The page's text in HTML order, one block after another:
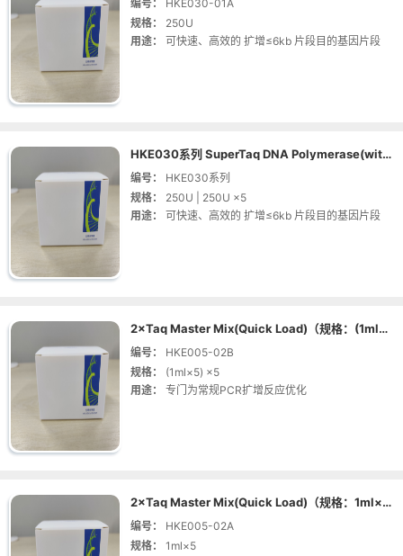
编号：
HKE030-01A
规格：
250U
用途：
可快速、高效的 扩增≤6kb 片段目的基因片段
HKE030系列 SuperTaq DNA Polymerase(with dNTP)
编号：
HKE030系列
规格：
250U | 250U ×5
用途：
可快速、高效的 扩增≤6kb 片段目的基因片段
2×Taq Master Mix(Quick Load)（规格：(1ml×5) ×5 | 货号：HKE005-02B）
编号：
HKE005-02B
规格：
(1ml×5) ×5
用途：
专门为常规PCR扩增反应优化
2×Taq Master Mix(Quick Load)（规格：1ml×5 | 货号：HKE005-02A）
编号：
HKE005-02A
规格：
1ml×5